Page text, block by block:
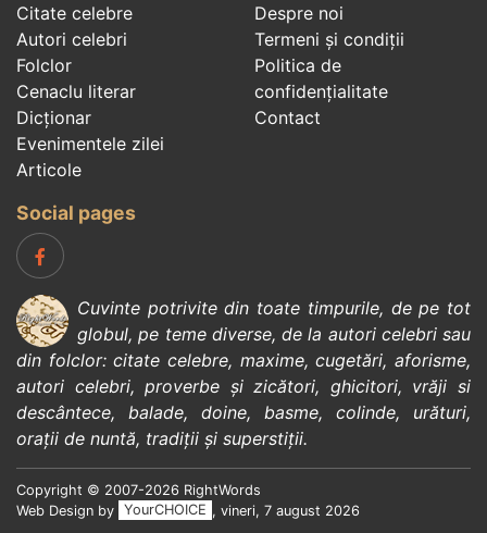
Citate celebre
Autori celebri
Folclor
Cenaclu literar
Dicționar
Evenimentele zilei
Articole
Despre noi
Termeni și condiții
Politica de
confidenţialitate
Contact
Social pages
Cuvinte potrivite din toate timpurile, de pe tot
globul, pe teme diverse, de la autori celebrisau
din folclor:citate celebre, maxime,cugetări,aforisme,
autori celebri,proverbe și zicători, ghicitori, vrăji si
descântece, balade, doine, basme, colinde, urături,
orații de nuntă, tradiții și superstiții.
Copyright © 2007-2026 RightWords
Web Design by
YourCHOICE , vineri, 7 august 2026